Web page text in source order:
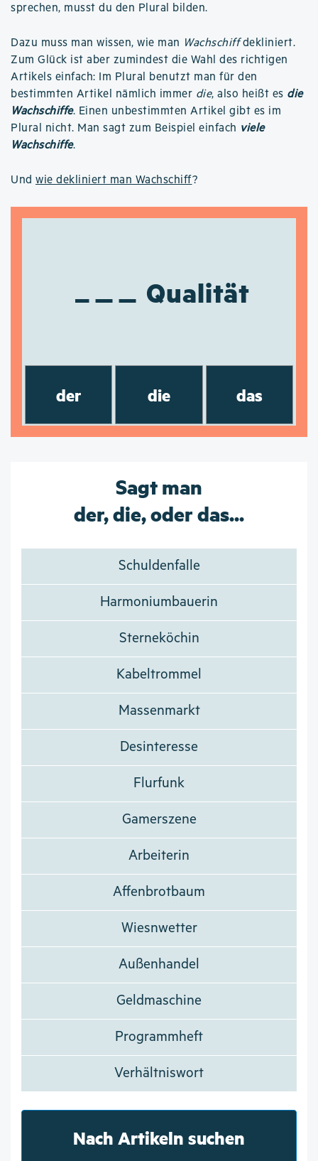
sprechen, musst du den Plural bilden.
Dazu muss man wissen, wie man Wachschiffdekliniert.
Zum Glück ist aber zumindest die Wahl des richtigen
Artikels einfach: Im Plural benutzt man für den
bestimmten Artikel nämlich immer die, also heißt es die
Wachschiffe. Einen unbestimmten Artikel gibt es im
Plural nicht. Man sagt zum Beispiel einfach viele
Wachschiffe.
Und wie dekliniert man Wachschiff?
Qualität
der die das
Sagt man
der, die, oder das...
Schuldenfalle
Harmoniumbauerin
Sterneköchin
Kabeltrommel
Massenmarkt
Desinteresse
Flurfunk
Gamerszene
Arbeiterin
Affenbrotbaum
Wiesnwetter
Außenhandel
Geldmaschine
Programmheft
Verhältniswort
Nach Artikeln suchen